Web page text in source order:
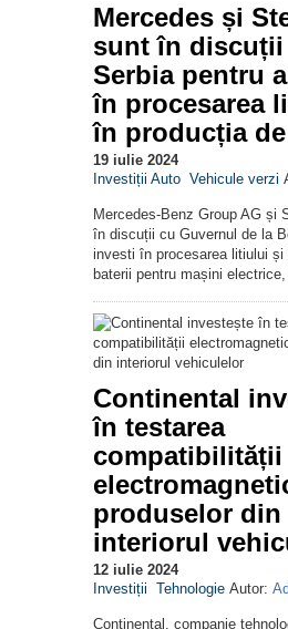
Mercedes și
sunt în discuții
Serbia pentru
în procesarea
în producția
19 iulie 2024
Investiții Auto Vehicule verzi
Mercedes-Benz Group AG și
în discuții cu Guvernul de la
investi în procesarea litiului și
baterii pentru mașini
Continental
în testarea
compatibilității
produselor din
interiorul
12 iulie 2024
Investiții Tehnologie Autor:
Continental, companie